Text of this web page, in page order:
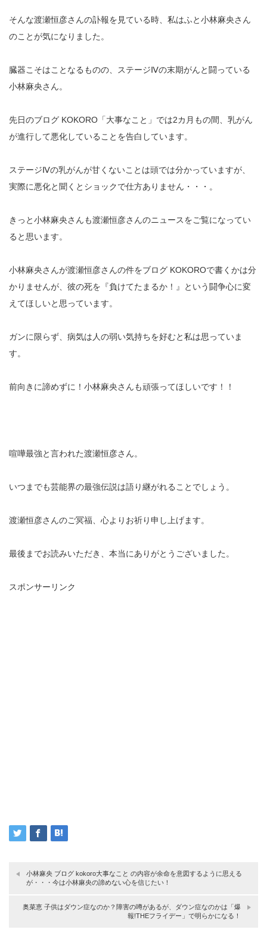
そんな渡瀬恒彦さんの訃報を見ている時、私はふと小林麻央さん
のことが気になりました。
臓器こそはことなるものの、ステージⅣの末期がんと闘っている
小林麻央さん。
先日のブログ KOKORO「大事なこと」では2カ月もの間、乳がん
が進行して悪化していることを告白しています。
ステージⅣの乳がんが甘くないことは頭では分かっていますが、
実際に悪化と聞くとショックで仕方ありません・・・。
きっと小林麻央さんも渡瀬恒彦さんのニュースをご覧になってい
ると思います。
小林麻央さんが渡瀬恒彦さんの件をブログ KOKOROで書くかは分
かりませんが、彼の死を『負けてたまるか！』という闘争心に変
えてほしいと思っています。
ガンに限らず、病気は人の弱い気持ちを好むと私は思っていま
す。
前向きに諦めずに！小林麻央さんも頑張ってほしいです！！
喧嘩最強と言われた渡瀬恒彦さん。
いつまでも芸能界の最強伝説は語り継がれることでしょう。
渡瀬恒彦さんのご冥福、心よりお祈り申し上げます。
最後までお読みいただき、本当にありがとうございました。
スポンサーリンク
小林麻央 ブログ kokoro大事なこと の内容が余命を意図するように思える
が・・・今は小林麻央の諦めない心を信じたい！
奥菜恵 子供はダウン症なのか？障害の噂があるが、ダウン症なのかは「爆
報!THEフライデー」で明らかになる！